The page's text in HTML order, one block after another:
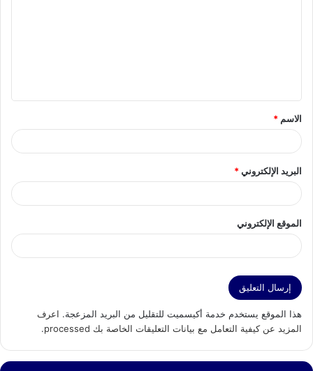
ق
*
الاسم *
البريد الإلكتروني*
الموقع الإلكتروني
هذا الموقع يستخدم خدمة أكيسميت للتقليل من البريد المزعجة. اعرف
المزيد عن كيفية التعامل مع بيانات التعليقات الخاصة بك processed
.